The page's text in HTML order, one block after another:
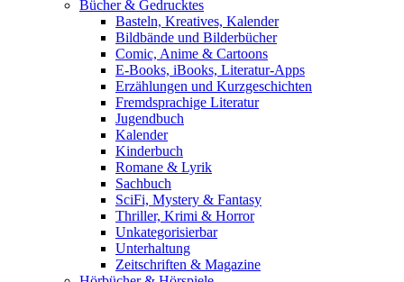
Bücher & Gedrucktes
Basteln, Kreatives, Kalender
Bildbände und Bilderbücher
Comic, Anime & Cartoons
E-Books, iBooks, Literatur-Apps
Erzählungen und Kurzgeschichten
Fremdsprachige Literatur
Jugendbuch
Kalender
Kinderbuch
Romane & Lyrik
Sachbuch
SciFi, Mystery & Fantasy
Thriller, Krimi & Horror
Unkategorisierbar
Unterhaltung
Zeitschriften & Magazine